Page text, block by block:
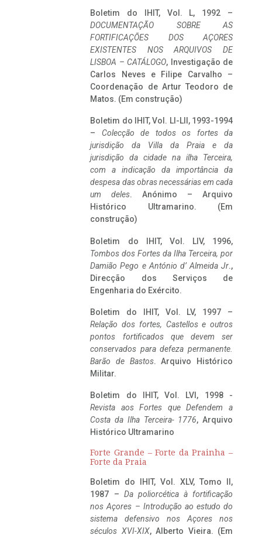
Boletim do IHIT, Vol. L, 1992 –
DOCUMENTAÇÃO SOBRE AS
FORTIFICAÇÕES DOS AÇORES
EXISTENTES NOS ARQUIVOS DE
LISBOA – CATÁLOGO, Investigação de
Carlos Neves e Filipe Carvalho –
Coordenação de Artur Teodoro de
Matos. (Em construção)
Boletim do IHIT, Vol. LI-LII, 1993-1994
– Colecção de todos os fortes da
jurisdição da Villa da Praia e da
jurisdição da cidade na ilha Terceira,
com a indicação da importância da
despesa das obras necessárias em cada
um deles. Anónimo – Arquivo
Histórico Ultramarino. (Em
construção)
Boletim do IHIT, Vol. LIV, 1996,
Tombos dos Fortes da Ilha Terceira, por
Damião Pego e António d’ Almeida Jr.,
Direcção dos Serviços de
Engenharia do Exército.
Boletim do IHIT, Vol. LV, 1997 –
Relação dos fortes, Castellos e outros
pontos fortificados que devem ser
conservados para defeza permanente.
Barão de Bastos. Arquivo Histórico
Militar.
Boletim do IHIT, Vol. LVI, 1998 -
Revista aos Fortes que Defendem a
Costa da Ilha Terceira- 1776, Arquivo
Histórico Ultramarino
Forte Grande – Forte da Prainha –
Forte da Praia
Boletim do IHIT, Vol. XLV, Tomo II,
1987 – Da poliorcética à fortificação
nos Açores – Introdução ao estudo do
sistema defensivo nos Açores nos
séculos XVI-XIX, Alberto Vieira. (Em